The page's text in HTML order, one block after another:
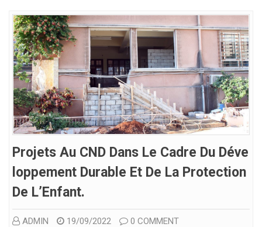
Projets Au CND Dans Le Cadre Du Déve
Loppement Durable Et De La Protection
De L’Enfant.
ADMIN 19/09/2022 0 COMMENT